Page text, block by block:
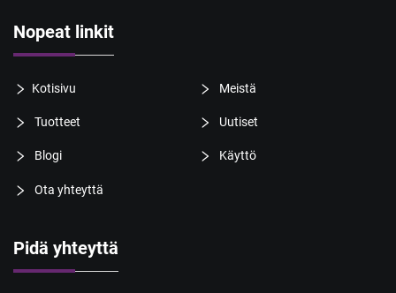
Nopeat linkit
Kotisivu Meistä
Tuotteet Uutiset
Blogi Käyttö
Ota yhteyttä
Pidä yhteyttä